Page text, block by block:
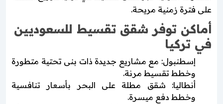
على فترة زمنية مريحة.
أماكن توفر شقق تقسيط للسعوديين
في تركيا
إسطنبول: مع مشاريع جديدة ذات بنى تحتية متطورة
وخطط تقسيط مرنة.
أنطاليا: شقق مطلة على البحر بأسعار تنافسية
وخطط دفع ميسرة.